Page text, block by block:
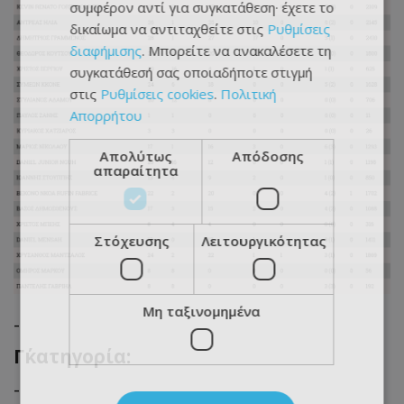
-
Γ΄κατηγορία :
-
συμφέρον αντί για συγκατάθεση· έχετε το
δικαίωμα να αντιταχθείτε στις Ρυθμίσεις
διαφήμισης. Μπορείτε να ανακαλέσετε τη
συγκατάθεσή σας οποιαδήποτε στιγμή
στις Ρυθμίσεις cookies. Πολιτική
Απορρήτου
Απολύτως
απαραίτητα
Απόδοσης
Στόχευσης Λειτουργικότητας
Μη ταξινομημένα